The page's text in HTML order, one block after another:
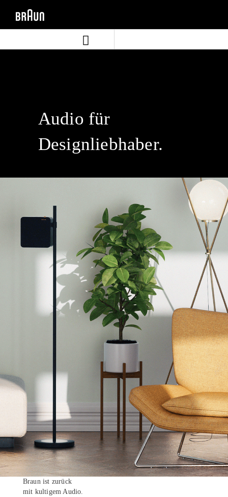
Inhalt
Navigationsmenü
Audio für
Designliebhaber.
Braun ist zurück
mit kultigem Audio.